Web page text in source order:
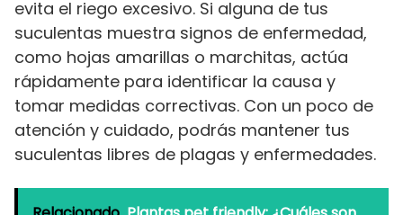
evita el riego excesivo. Si alguna de tus
suculentas muestra signos de enfermedad,
como hojas amarillas o marchitas, actúa
rápidamente para identificar la causa y
tomar medidas correctivas. Con un poco de
atención y cuidado, podrás mantener tus
suculentas libres de plagas y enfermedades.